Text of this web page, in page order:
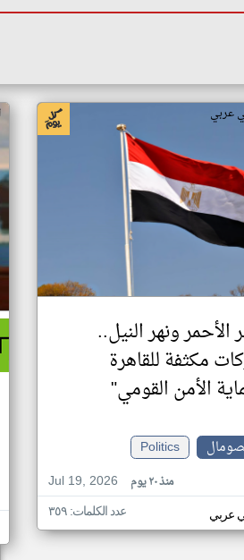
عربي
الأحمر ونهر النيل..
مكثفة للقاهرة
الأمن القومي"
Politics
Jul 19, 2026
منذ ٢٠ يوم
عربي عدد الكلمات: ٣٥٩